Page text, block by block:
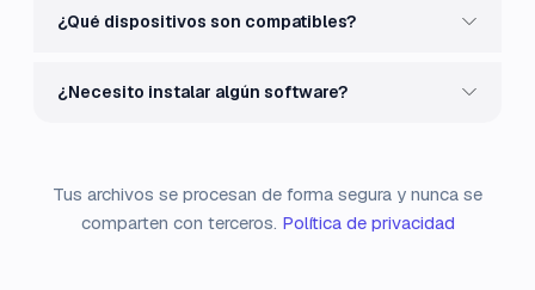
¿Qué dispositivos son compatibles?
¿Necesito instalar algún software?
Tus archivos se procesan de forma segura y nunca se
comparten con terceros. Política de privacidad